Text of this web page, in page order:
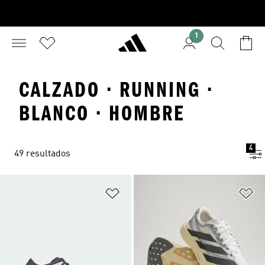
1
CALZADO · RUNNING ·
BLANCO · HOMBRE
49 resultados
4